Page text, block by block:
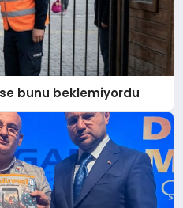
bunu beklemiyordu